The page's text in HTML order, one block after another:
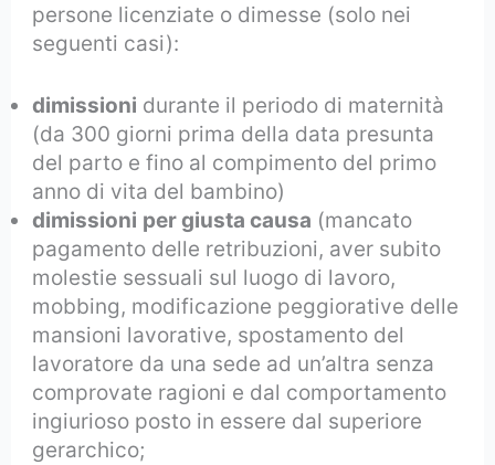
persone licenziate o dimesse (solo nei
seguenti casi):
dimissioni durante il periodo di maternità
(da 300 giorni prima della data presunta
del parto e fino al compimento del primo
anno di vita del bambino)
dimissioni per giusta causa (mancato
pagamento delle retribuzioni, aver subito
molestie sessuali sul luogo di lavoro,
mobbing, modificazione peggiorative delle
mansioni lavorative, spostamento del
lavoratore da una sede ad un’altra senza
comprovate ragioni e dal comportamento
ingiurioso posto in essere dal superiore
gerarchico;